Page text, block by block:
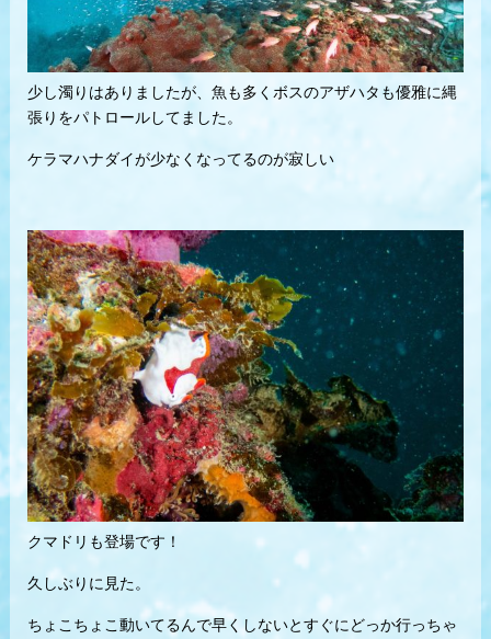
少し濁りはありましたが、魚も多くボスのアザハタも優雅に縄
張りをパトロールしてました。
ケラマハナダイが少なくなってるのが寂しい
クマドリも登場です！
久しぶりに見た。
ちょこちょこ動いてるんで早くしないとすぐにどっか行っちゃ